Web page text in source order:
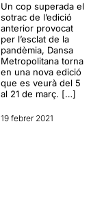
Un cop superada el
sotrac de l’edició
anterior provocat
per l’esclat de la
pandèmia, Dansa
Metropolitana torna
en una nova edició
que es veurà del 5
al 21 de març. […]
19 febrer 2021